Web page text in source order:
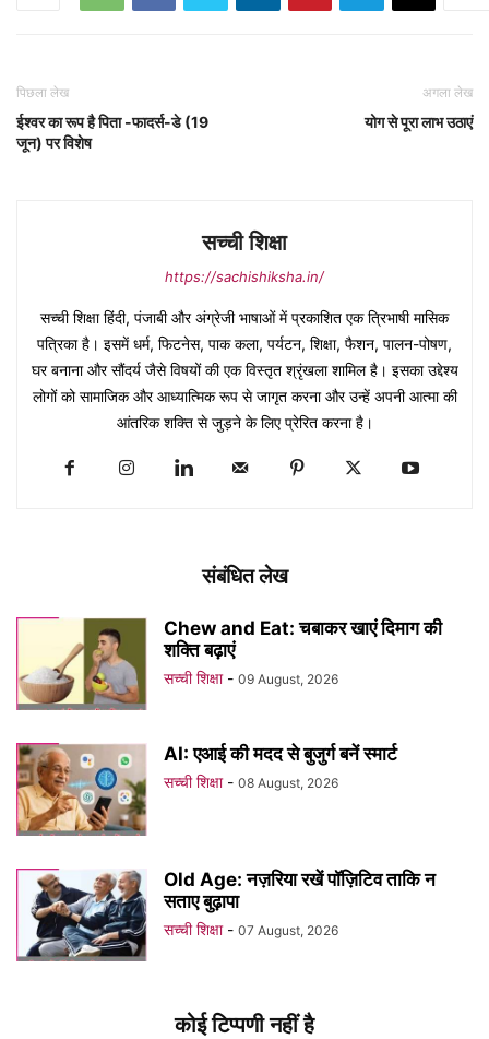
पिछला लेख
ईश्वर का रूप है पिता -फादर्स-डे (19
जून) पर विशेष
अगला लेख
योग से पूरा लाभ उठाएं
सच्ची शिक्षा
https://sachishiksha.in/
सच्ची शिक्षा हिंदी, पंजाबी और अंग्रेजी भाषाओं में प्रकाशित एक त्रिभाषी मासिक
पत्रिका है। इसमें धर्म, फिटनेस, पाक कला, पर्यटन, शिक्षा, फैशन, पालन-पोषण,
घर बनाना और सौंदर्य जैसे विषयों की एक विस्तृत श्रृंखला शामिल है। इसका उद्देश्य
लोगों को सामाजिक और आध्यात्मिक रूप से जागृत करना और उन्हें अपनी आत्मा की
आंतरिक शक्ति से जुड़ने के लिए प्रेरित करना है।
संबंधित लेख
Chew and Eat: चबाकर खाएं दिमाग की
शक्ति बढ़ाएं
सच्ची शिक्षा - 09 August, 2026
AI: एआई की मदद से बुजुर्ग बनें स्मार्ट
सच्ची शिक्षा - 08 August, 2026
Old Age: नज़रिया रखें पॉज़िटिव ताकि न
सताए बुढ़ापा
सच्ची शिक्षा - 07 August, 2026
कोई टिप्पणी नहीं है